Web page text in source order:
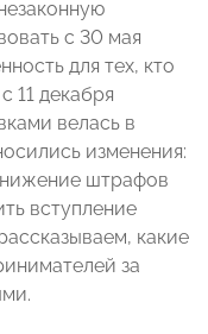
с 30 мая
для тех, кто
11 декабря
велась в
изменения:
штрафов
вступление
какие
за